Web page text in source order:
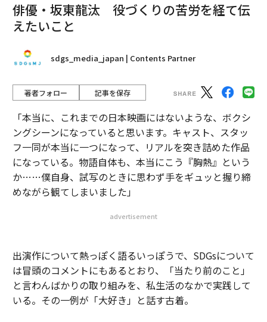
俳優・坂東龍汰 役づくりの苦労を経て伝
えたいこと
sdgs_media_japan | Contents Partner
著者フォロー 記事を保存
「本当に、これまでの日本映画にはないような、ボクシ
ングシーンになっていると思います。キャスト、スタッ
フ一同が本当に一つになって、リアルを突き詰めた作品
になっている。物語自体も、本当にこう『胸熱』という
か……僕自身、試写のときに思わず手をギュッと握り締
めながら観てしまいました」
advertisement
出演作について熱っぽく語るいっぽうで、SDGsについて
は冒頭のコメントにもあるとおり、「当たり前のこと」
と言わんばかりの取り組みを、私生活のなかで実践して
いる。その一例が「大好き」と話す古着。